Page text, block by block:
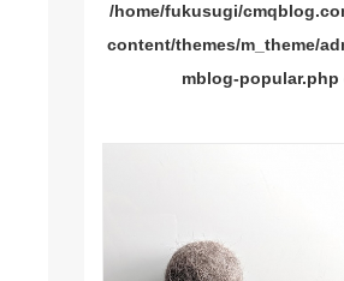
/home/fukusugi/
content/themes/m_theme/
mblog-popular.php